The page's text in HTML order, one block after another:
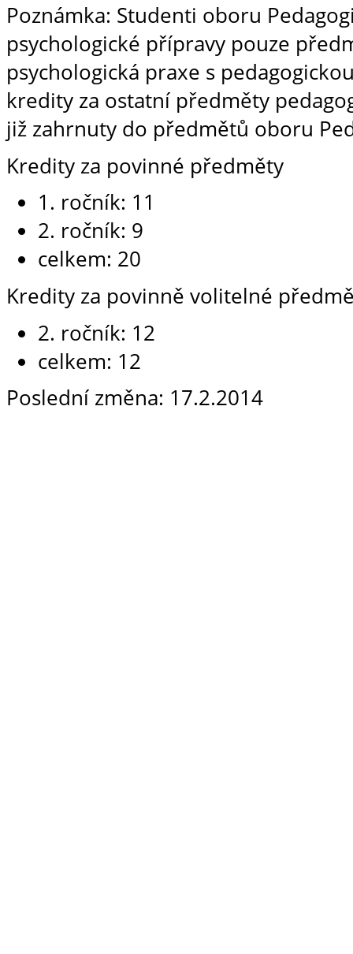
Poznámka: Studenti oboru
psychologické přípravy pouze
psychologická praxe s
kredity za ostatní předměty
již zahrnuty do předmětů oboru
Kredity za povinné předměty
1. ročník: 11
2. ročník: 9
celkem: 20
Kredity za povinně volitelné
2. ročník: 12
celkem: 12
Poslední změna: 17.2.2014